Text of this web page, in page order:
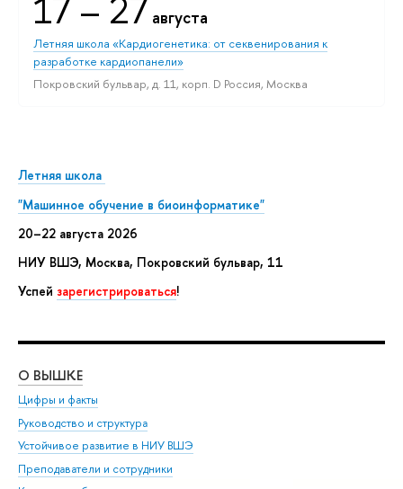
17 – 27 августа
Летняя школа «Кардиогенетика: от секвенирования к
разработке кардиопанели»
Покровский бульвар, д. 11, корп. D Россия, Москва
Летняя школа
"Машинное обучение в биоинформатике"
20–22 августа 2026
НИУ ВШЭ, Москва, Покровский бульвар, 11
Успей зарегистрироваться!
О ВЫШКЕ
Цифры и факты
Руководство и структура
Устойчивое развитие в НИУ ВШЭ
Преподаватели и сотрудники